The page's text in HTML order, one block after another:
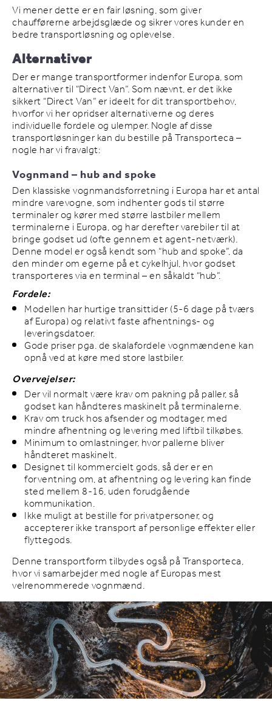
Vi mener dette er en fair løsning, som giver
chaufførerne arbejdsglæde og sikrer vores kunder en
bedre transportløsning og oplevelse.
Alternativer
Der er mange transportformer indenfor Europa, som
alternativer til “Direct Van”. Som nævnt, er det ikke
sikkert “Direct Van” er ideelt for dit transportbehov,
hvorfor vi her opridser alternativerne og deres
individuelle fordele og ulemper. Nogle af disse
transportløsninger kan du bestille på Transporteca –
nogle har vi fravalgt:
Vognmand – hub and spoke
Den klassiske vognmandsforretning i Europa har et antal
mindre varevogne, som indhenter gods til større
terminaler og kører med større lastbiler mellem
terminalerne i Europa, og har derefter varebiler til at
bringe godset ud (ofte gennem et agent-netværk).
Denne model er også kendt som “hub and spoke”, da
den minder om egerne på et cykelhjul, hvor godset
transporteres via en terminal – en såkaldt “hub”.
Fordele:
Modellen har hurtige transittider (5-6 dage på tværs
af Europa) og relativt faste afhentnings- og
leveringsdatoer.
Gode priser pga. de skalafordele vognmændene kan
opnå ved at køre med store lastbiler.
Overvejelser:
Der vil normalt være krav om pakning på paller, så
godset kan håndteres maskinelt på terminalerne.
Krav om truck hos afsender og modtager, med
mindre afhentning og levering med liftbil tilkøbes.
Minimum to omlastninger, hvor pallerne bliver
håndteret maskinelt.
Designet til kommercielt gods, så der er en
forventning om, at afhentning og levering kan finde
sted mellem 8-16, uden forudgående
kommunikation.
Ikke muligt at bestille for privatpersoner, og
accepterer ikke transport af personlige effekter eller
flyttegods.
Denne transportform tilbydes også på Transporteca,
hvor vi samarbejder med nogle af Europas mest
velrenommerede vognmænd.